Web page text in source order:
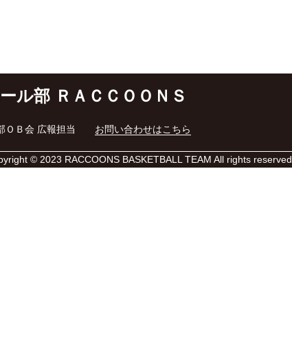
ル部 ＲＡＣＣＯＯＮＳ
部ＯＢ会 広報担当 お問い合わせはこちら
© 2023 RACCOONS BASKETBALL TEAM All rights reserved.